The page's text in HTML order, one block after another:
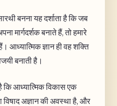
बनना यह दर्शाता है कि जब
मार्गदर्शक बनाते हैं, तो हमारे
आध्यात्मिक ज्ञान ही वह शक्ति
बनाती है।
कि आध्यात्मिक विकास एक
अज्ञान की अवस्था है, और